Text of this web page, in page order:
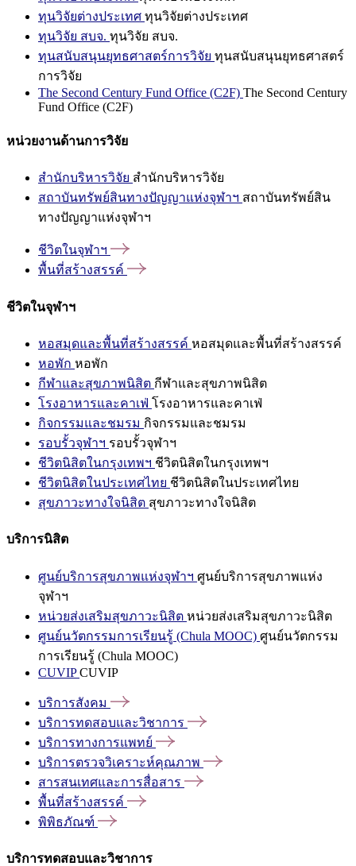
ทุนวิจัยต่างประเทศ ทุนวิจัยต่างประเทศ
ทุนวิจัย สบจ. ทุนวิจัย สบจ.
ทุนสนับสนุนยุทธศาสตร์การวิจัย ทุนสนับสนุนยุทธศาสตร์
การวิจัย
The Second Century Fund Office (C2F) The Second Century
Fund Office (C2F)
หน่วยงานด้านการวิจัย
สำนักบริหารวิจัย สำนักบริหารวิจัย
สถาบันทรัพย์สินทางปัญญาแห่งจุฬาฯ สถาบันทรัพย์สิน
ทางปัญญาแห่งจุฬาฯ
ชีวิตในจุฬาฯ
พื้นที่สร้างสรรค์
ชีวิตในจุฬาฯ
หอสมุดและพื้นที่สร้างสรรค์ หอสมุดและพื้นที่สร้างสรรค์
หอพัก หอพัก
กีฬาและสุขภาพนิสิต กีฬาและสุขภาพนิสิต
โรงอาหารและคาเฟ่ โรงอาหารและคาเฟ่
กิจกรรมและชมรม กิจกรรมและชมรม
รอบรั้วจุฬาฯ รอบรั้วจุฬาฯ
ชีวิตนิสิตในกรุงเทพฯ ชีวิตนิสิตในกรุงเทพฯ
ชีวิตนิสิตในประเทศไทย ชีวิตนิสิตในประเทศไทย
สุขภาวะทางใจนิสิต สุขภาวะทางใจนิสิต
บริการนิสิต
ศูนย์บริการสุขภาพแห่งจุฬาฯ ศูนย์บริการสุขภาพแห่ง
จุฬาฯ
หน่วยส่งเสริมสุขภาวะนิสิต หน่วยส่งเสริมสุขภาวะนิสิต
ศูนย์นวัตกรรมการเรียนรู้ (Chula MOOC) ศูนย์นวัตกรรม
การเรียนรู้ (Chula MOOC)
CUVIPCUVIP
บริการสังคม
บริการทดสอบและวิชาการ
บริการทางการแพทย์
บริการตรวจวิเคราะห์คุณภาพ
สารสนเทศและการสื่อสาร
พื้นที่สร้างสรรค์
พิพิธภัณฑ์
บริการทดสอบและวิชาการ